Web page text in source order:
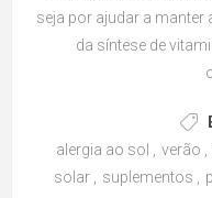
seja por ajudar a
da síntese de
alergia ao sol , verão ,
solar , suplementos ,